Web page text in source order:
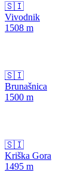
🇸🇮
Vivodnik
1508 m
🇸🇮
Brunašnica
1500 m
🇸🇮
Kriška Gora
1495 m